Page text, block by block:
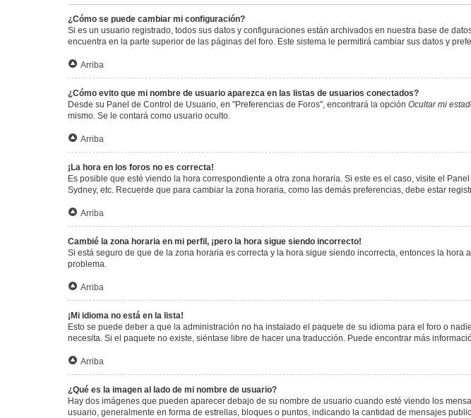
¿Cómo se puede cambiar mi configuración?
Si es un usuario registrado, todos sus datos y configuraciones están archivados en nuestra base de
encuentra en la parte superior de las páginas del foro. Este sistema le permitirá cambiar sus datos y
Arriba
¿Cómo evito que mi nombre de usuario aparezca en las listas de usuarios conectados?
Desde su Panel de Control de Usuario, en "Preferencias de Foros", encontrará la opción Ocultar mi
mismo. Se le contará como usuario oculto.
Arriba
¡La hora en los foros no es correcta!
Es posible que esté viendo la hora correspondiente a otra zona horaria. Si este es el caso, visite el
Sydney, etc. Recuerde que para cambiar la zona horaria, como las demás preferencias, debe estar
Arriba
Cambié la zona horaria en mi perfil, ¡pero la hora sigue siendo incorrecto!
Si está seguro de que de la zona horaria es correcta y la hora sigue siendo incorrecta, entonces la
problema.
Arriba
¡Mi idioma no está en la lista!
Esto se puede deber a que la administración no ha instalado el paquete de su idioma para el foro o
necesita. Si el paquete no existe, siéntase libre de hacer una traducción. Puede encontrar más
Arriba
¿Qué es la imagen al lado de mi nombre de usuario?
Hay dos imágenes que pueden aparecer debajo de su nombre de usuario cuando esté viendo los
usuario, generalmente en forma de estrellas, bloques o puntos, indicando la cantidad de mensajes